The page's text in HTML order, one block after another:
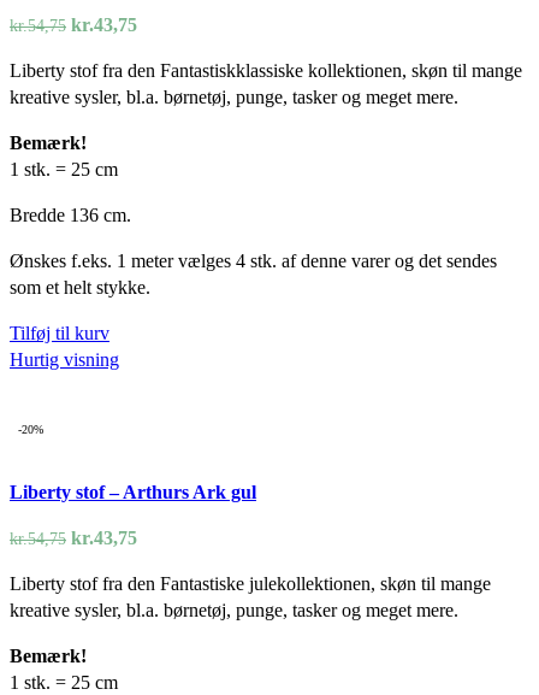
kr.54,75 Den
pris
var:
kr.43,75Den
pris
er:
Liberty stof fra den Fantastiskklassiske kollektionen, skøn til mange
kreative sysler, bl.a. børnetøj, punge, tasker og meget mere.
Bemærk!
1 stk. = 25 cm
Bredde 136 cm.
Ønskes f.eks. 1 meter vælges 4 stk. af denne varer og det sendes
som et helt stykke.
Tilføj til kurv
Hurtig visning
-20%
Liberty stof – Arthurs Ark gul
kr.54,75 Den
pris
var:
kr.43,75Den
pris
er:
Liberty stof fra den Fantastiske julekollektionen, skøn til mange
kreative sysler, bl.a. børnetøj, punge, tasker og meget mere.
Bemærk!
1 stk. = 25 cm